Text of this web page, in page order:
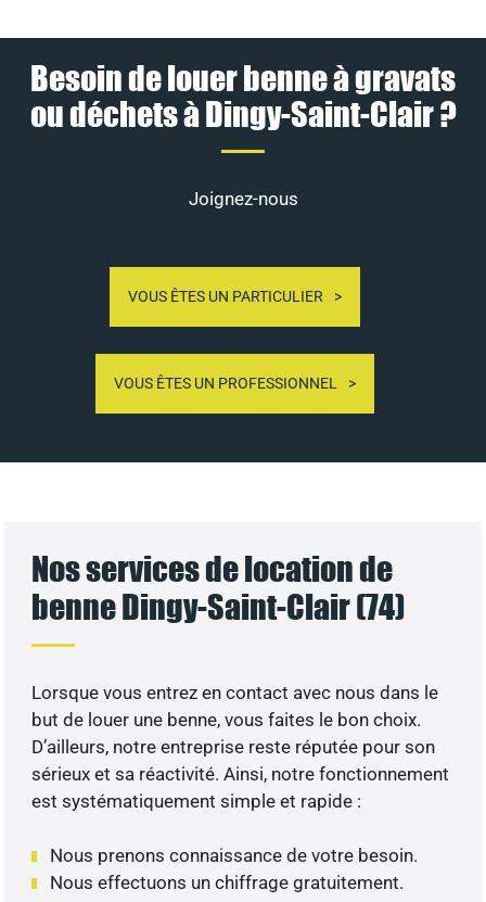
Besoin de louer benne à gravats
ou déchets à Dingy-Saint-Clair ?
Joignez-nous
VOUS ÊTES UN PARTICULIER
VOUS ÊTES UN PROFESSIONNEL
Nos services de location de
benne Dingy-Saint-Clair (74)
Lorsque vous entrez en contact avec nous dans le
but de louer une benne, vous faites le bon choix.
D’ailleurs, notre entreprise reste réputée pour son
sérieux et sa réactivité. Ainsi, notre fonctionnement
est systématiquement simple et rapide :
Nous prenons connaissance de votre besoin.
Nous effectuons un chiffrage gratuitement.